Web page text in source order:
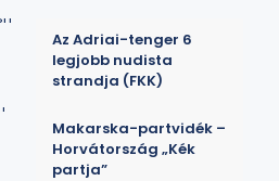
Az Adriai-tenger 6
legjobb nudista
strandja (FKK)
Makarska-partvidék –
Horvátország „Kék
partja”